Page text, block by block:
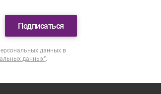
Подписаться
данных в
данных”.